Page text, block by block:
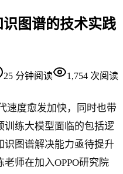
图谱的技术实践
25 分钟阅读 1,754 次阅读
速度愈发加快，同时也带
训练大模型面临的包括逻
识图谱解决能力亟待提升
师在加入OPPO研究院